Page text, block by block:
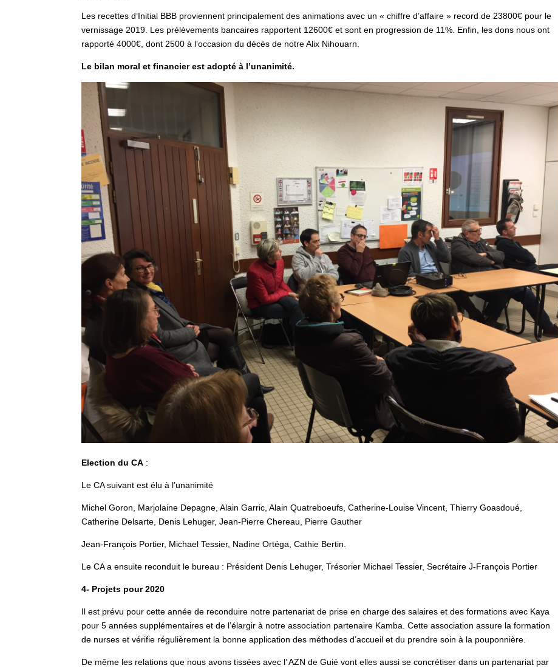
Les recettes d’Initial BBB proviennent principalement des animations avec un « chiffre d’affaire » record de 23800€ pour le
vernissage 2019. Les prélèvements bancaires rapportent 12600€ et sont en progression de 11%. Enfin, les dons nous ont
rapporté 4000€, dont 2500 à l’occasion du décès de notre Alix Nihouarn.
Le bilan moral et financier est adopté à l’unanimité.
Election du CA :
Le CA suivant est élu à l’unanimité
Michel Goron, Marjolaine Depagne, Alain Garric, Alain Quatreboeufs, Catherine-Louise Vincent, Thierry Goasdoué,
Catherine Delsarte, Denis Lehuger, Jean-Pierre Chereau, Pierre Gauther
Jean-François Portier, Michael Tessier, Nadine Ortéga, Cathie Bertin.
Le CA a ensuite reconduit le bureau : Président Denis Lehuger, Trésorier Michael Tessier, Secrétaire J-François Portier
4- Projets pour 2020
Il est prévu pour cette année de reconduire notre partenariat de prise en charge des salaires et des formations avec Kaya
pour 5 années supplémentaires et de l’élargir à notre association partenaire Kamba. Cette association assure la formation
de nurses et vérifie régulièrement la bonne application des méthodes d’accueil et du prendre soin à la pouponnière.
De même les relations que nous avons tissées avec l’ AZN de Guié vont elles aussi se concrétiser dans un partenariat par